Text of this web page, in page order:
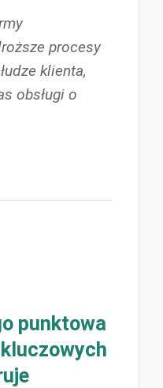
procesy
klienta,
obsługi o
punktowa